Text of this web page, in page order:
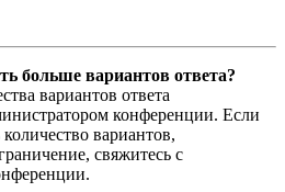
больше вариантов ответа?
вариантов ответа
конференции. Если
вариантов,
свяжитесь с